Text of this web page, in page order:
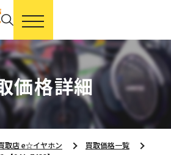
価格詳細
取店 e☆イヤホン
買取価格一覧